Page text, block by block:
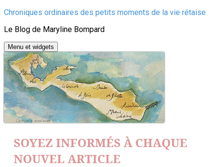
Aller
contenu
Chroniques ordinaires des petits moments de la vie rétaise
Le Blog de Maryline Bompard
Menu et widgets
SOYEZ INFORMÉS À CHAQUE
NOUVEL ARTICLE